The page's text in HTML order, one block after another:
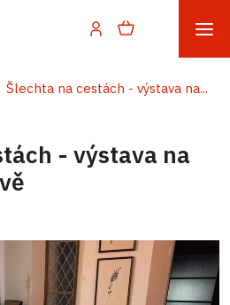
Šlechta na cestách - výstava na...
- výstava na